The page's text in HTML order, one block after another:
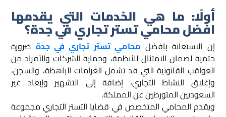
أولًا: ما هي الخدمات التي يقدمها
افضل محامي تستر تجاري في جدة؟
إن الاستعانة بافضل محامي تستر تجاري في جدة ضرورة
حتمية لضمان الامتثال للأنظمة، وحماية الشركات والأفراد من
العواقب القانونية التي قد تشمل الغرامات الباهظة، والسجن،
وإغلاق النشاط التجاري، إضافة إلى التشهير وإبعاد غير
السعوديين المتورطين عن المملكة.
ويقدم المحامي المتخصص في قضايا التستر التجاري مجموعة